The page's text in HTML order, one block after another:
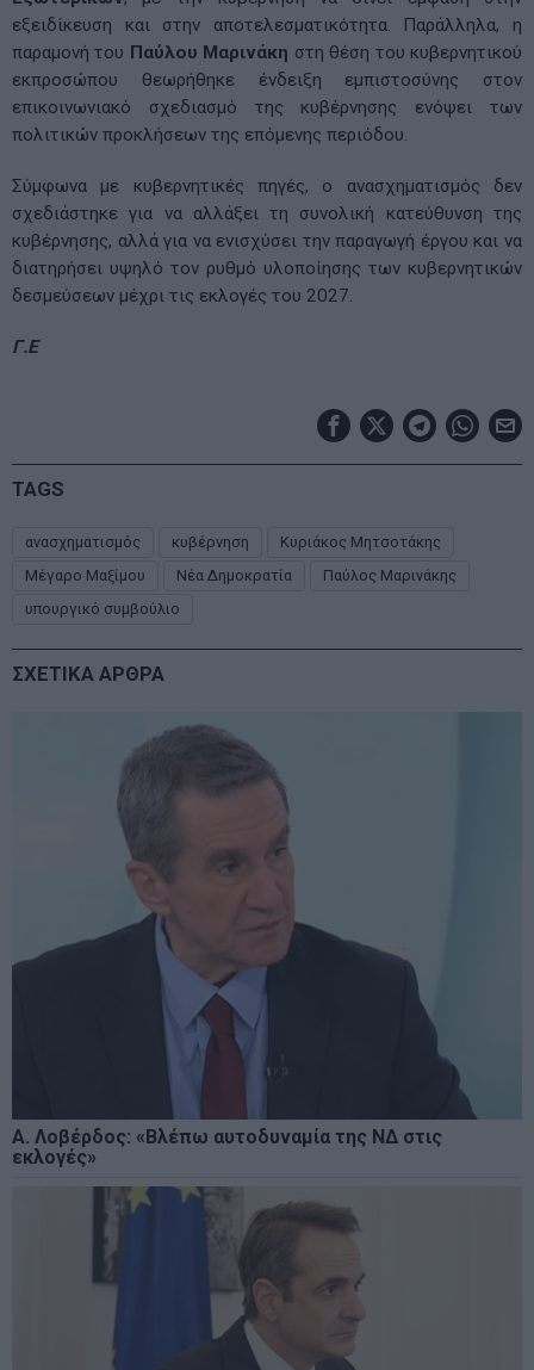
εξειδίκευση και στην αποτελεσματικότητα. Παράλληλα, η
παραμονή του Παύλου Μαρινάκη στη θέση του κυβερνητικού
εκπροσώπου θεωρήθηκε ένδειξη εμπιστοσύνης στον
επικοινωνιακό σχεδιασμό της κυβέρνησης ενόψει των
πολιτικών προκλήσεων της επόμενης περιόδου.
Σύμφωνα με κυβερνητικές πηγές, ο ανασχηματισμός δεν
σχεδιάστηκε για να αλλάξει τη συνολική κατεύθυνση της
κυβέρνησης, αλλά για να ενισχύσει την παραγωγή έργου και να
διατηρήσει υψηλό τον ρυθμό υλοποίησης των κυβερνητικών
δεσμεύσεων μέχρι τις εκλογές του 2027.
Γ.Ε
TAGS
ανασχηματισμός κυβέρνηση
Κυριάκος Μητσοτάκης
Μέγαρο Μαξίμου
Νέα Δημοκρατία
Παύλος Μαρινάκης
υπουργικό συμβούλιο
ΣΧΕΤΙΚΑ ΑΡΘΡΑ
Α. Λοβέρδος: «Βλέπω αυτοδυναμία της ΝΔ στις
εκλογές»